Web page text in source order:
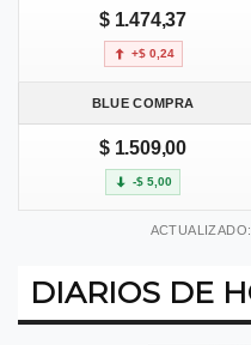
$ 1.474,37
+$ 0,24
BLUE COMPRA
$ 1.509,00
-$ 5,00
DIARIOS DE